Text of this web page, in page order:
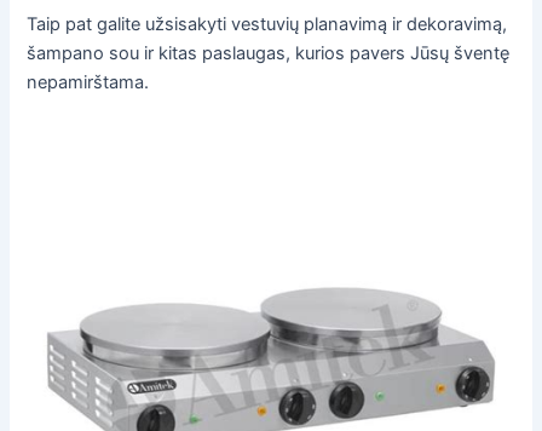
Taip pat galite užsisakyti vestuvių planavimą ir dekoravimą,
šampano sou ir kitas paslaugas, kurios pavers Jūsų šventę
nepamirštama.